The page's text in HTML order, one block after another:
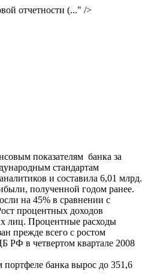
отчетности (..." />
показателям банка за
стандартам
и составила 6,01 млрд.
полученной годом ранее.
на 45% в сравнении с
процентных доходов
лиц. Процентные расходы
прежде всего с ростом
РФ в четвертом квартале 2008
банка вырос до 351,6